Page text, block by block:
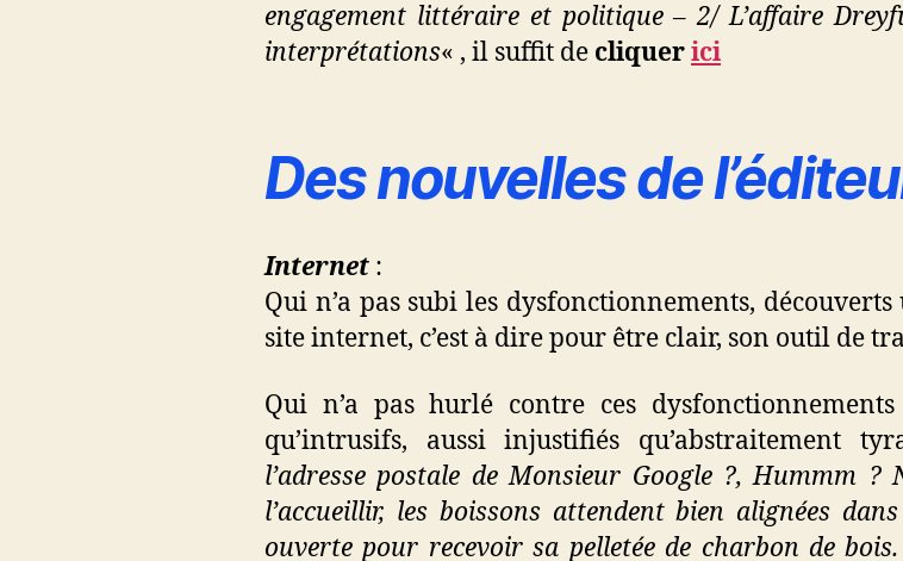
engagement littéraire et politique – 2/ L’affaire
interprétations« , il suffit de cliquerici
Des nouvelles de
Internet :
Qui n’a pas subi les dysfonctionnements,
site internet, c’est à dire pour être clair, son outil de
Qui n’a pas hurlé contre ces
qu’intrusifs, aussi injustifiés qu’abstraitement
l’adresse postale de Monsieur Google ?, Hummm
l’accueillir, les boissons attendent bien alignées
ouverte pour recevoir sa pelletée de charbon de